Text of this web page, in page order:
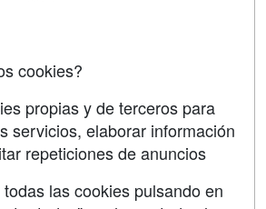
cookies?
propias y de terceros para
servicios, elaborar información
repeticiones de anuncios
las cookies pulsando en